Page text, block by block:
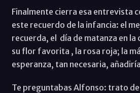
Finalmente cierra esa entrevista
este recuerdo de la infancia: el
recuerda, el día de matanza en la
su flor favorita , la rosa roja; la
esperanza, tan necesaria,
Te preguntabas Alfonso: trato